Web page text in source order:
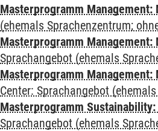
Masterprogramm Management:
(ehemals Sprachenzentrum;
Masterprogramm
Sprachangebot (ehemals
Masterprogramm
Center: Sprachangebot
Masterprogramm
Sprachangebot (ehemals